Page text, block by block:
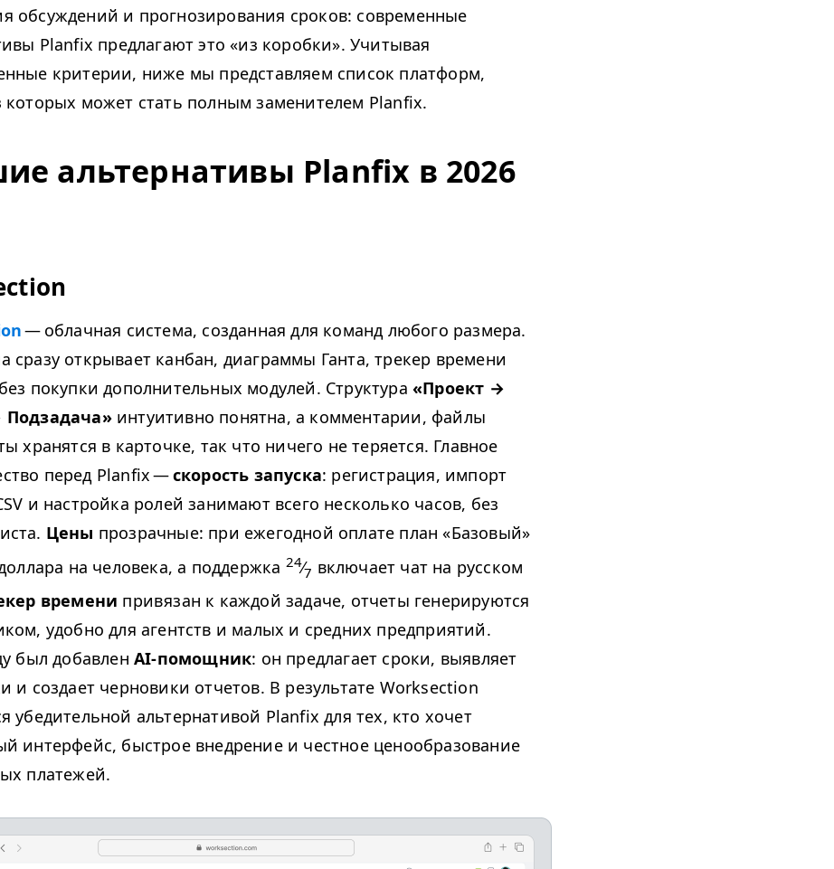
обсуждений и прогнозирования сроков: современные
Planfix предлагают это «из коробки». Учитывая
критерии, ниже мы представляем список платформ,
которых может стать полным заменителем Planfix.
альтернативы Planfix в 2026
— облачная система, созданная для команд любого размера.
сразу открывает канбан, диаграммы Ганта, трекер времени
покупки дополнительных модулей. Структура«Проект →
интуитивно понятна, а комментарии, файлы
хранятся в карточке, так что ничего не теряется. Главное
перед Planfix —скорость запуска: регистрация, импорт
и настройка ролей занимают всего несколько часов, без
Цены прозрачные: при ежегодной оплате план «Базовый»
на человека, а поддержка 24⁄7 включает чат на русском
времени привязан к каждой задаче, отчеты генерируются
удобно для агентств и малых и средних предприятий.
был добавлен AI-помощник: он предлагает сроки, выявляет
и создает черновики отчетов. В результате Worksection
убедительной альтернативой Planfix для тех, кто хочет
интерфейс, быстрое внедрение и честное ценообразование
платежей.